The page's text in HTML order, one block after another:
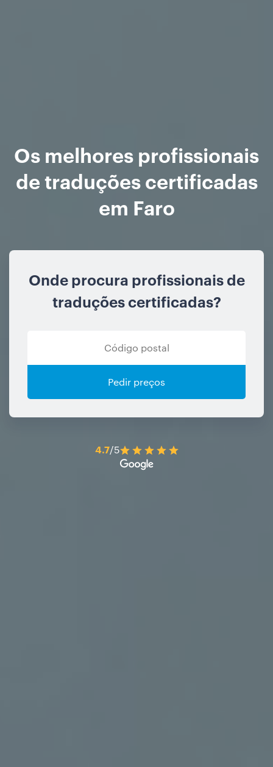
Os melhores profissionais
de traduções certificadas
em Faro
Onde procura profissionais de
traduções certificadas?
Pedir preços
4.7/5